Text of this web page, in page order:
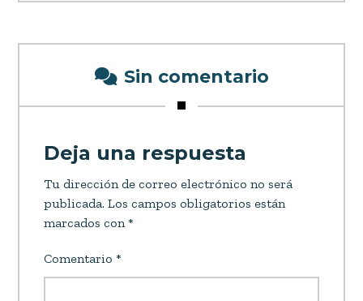
Sin comentario
Deja una respuesta
Tu dirección de correo electrónico no será
publicada. Los campos obligatorios están
marcados con*
Comentario*